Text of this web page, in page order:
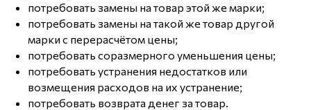
потребовать замены на товар этой же марки;
потребовать замены на такой же товар другой
марки с перерасчётом цены;
потребовать соразмерного уменьшения цены;
потребовать устранения недостатков или
возмещения расходов на их устранение;
потребовать возврата денег за товар.